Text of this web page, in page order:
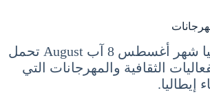
السياحة في إيطاليا شهر أغسطس 8 آب August تحمل
الثقافية والمهرجانات التي
إيطاليا.